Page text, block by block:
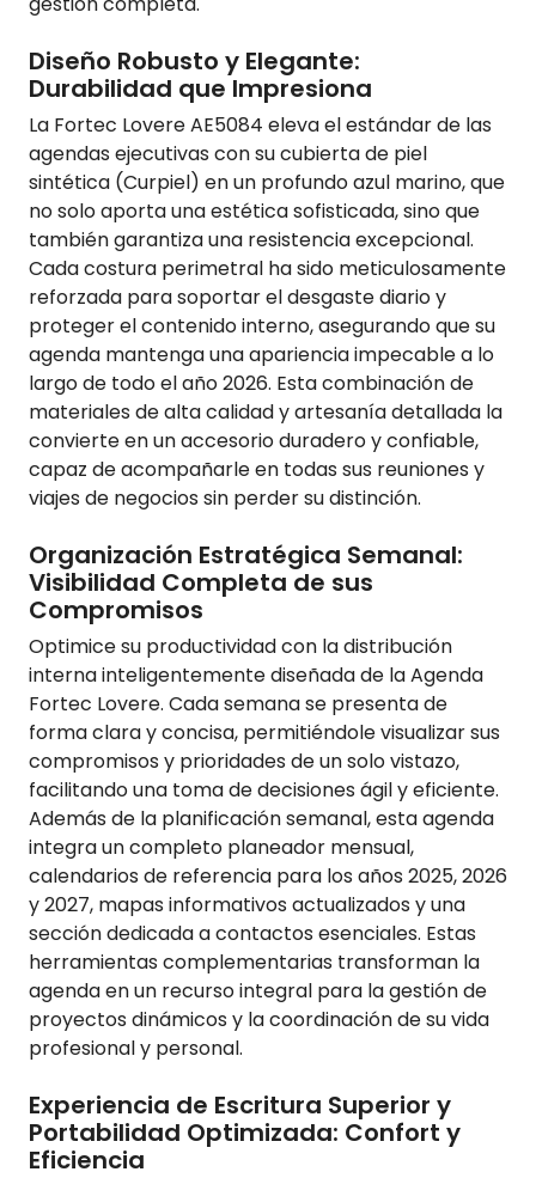
Diseño Robusto y Elegante:
Durabilidad que Impresiona
La Fortec Lovere AE5084 eleva el estándar de las
agendas ejecutivas con su cubierta de piel
sintética (Curpiel) en un profundo azul marino, que
no solo aporta una estética sofisticada, sino que
también garantiza una resistencia excepcional.
Cada costura perimetral ha sido meticulosamente
reforzada para soportar el desgaste diario y
proteger el contenido interno, asegurando que su
agenda mantenga una apariencia impecable a lo
largo de todo el año 2026. Esta combinación de
materiales de alta calidad y artesanía detallada la
convierte en un accesorio duradero y confiable,
capaz de acompañarle en todas sus reuniones y
viajes de negocios sin perder su distinción.
Organización Estratégica Semanal:
Visibilidad Completa de sus
Compromisos
Optimice su productividad con la distribución
interna inteligentemente diseñada de la Agenda
Fortec Lovere. Cada semana se presenta de
forma clara y concisa, permitiéndole visualizar sus
compromisos y prioridades de un solo vistazo,
facilitando una toma de decisiones ágil y eficiente.
Además de la planificación semanal, esta agenda
integra un completo planeador mensual,
calendarios de referencia para los años 2025, 2026
y 2027, mapas informativos actualizados y una
sección dedicada a contactos esenciales. Estas
herramientas complementarias transforman la
agenda en un recurso integral para la gestión de
proyectos dinámicos y la coordinación de su vida
profesional y personal.
Experiencia de Escritura Superior y
Portabilidad Optimizada: Confort y
Eficiencia